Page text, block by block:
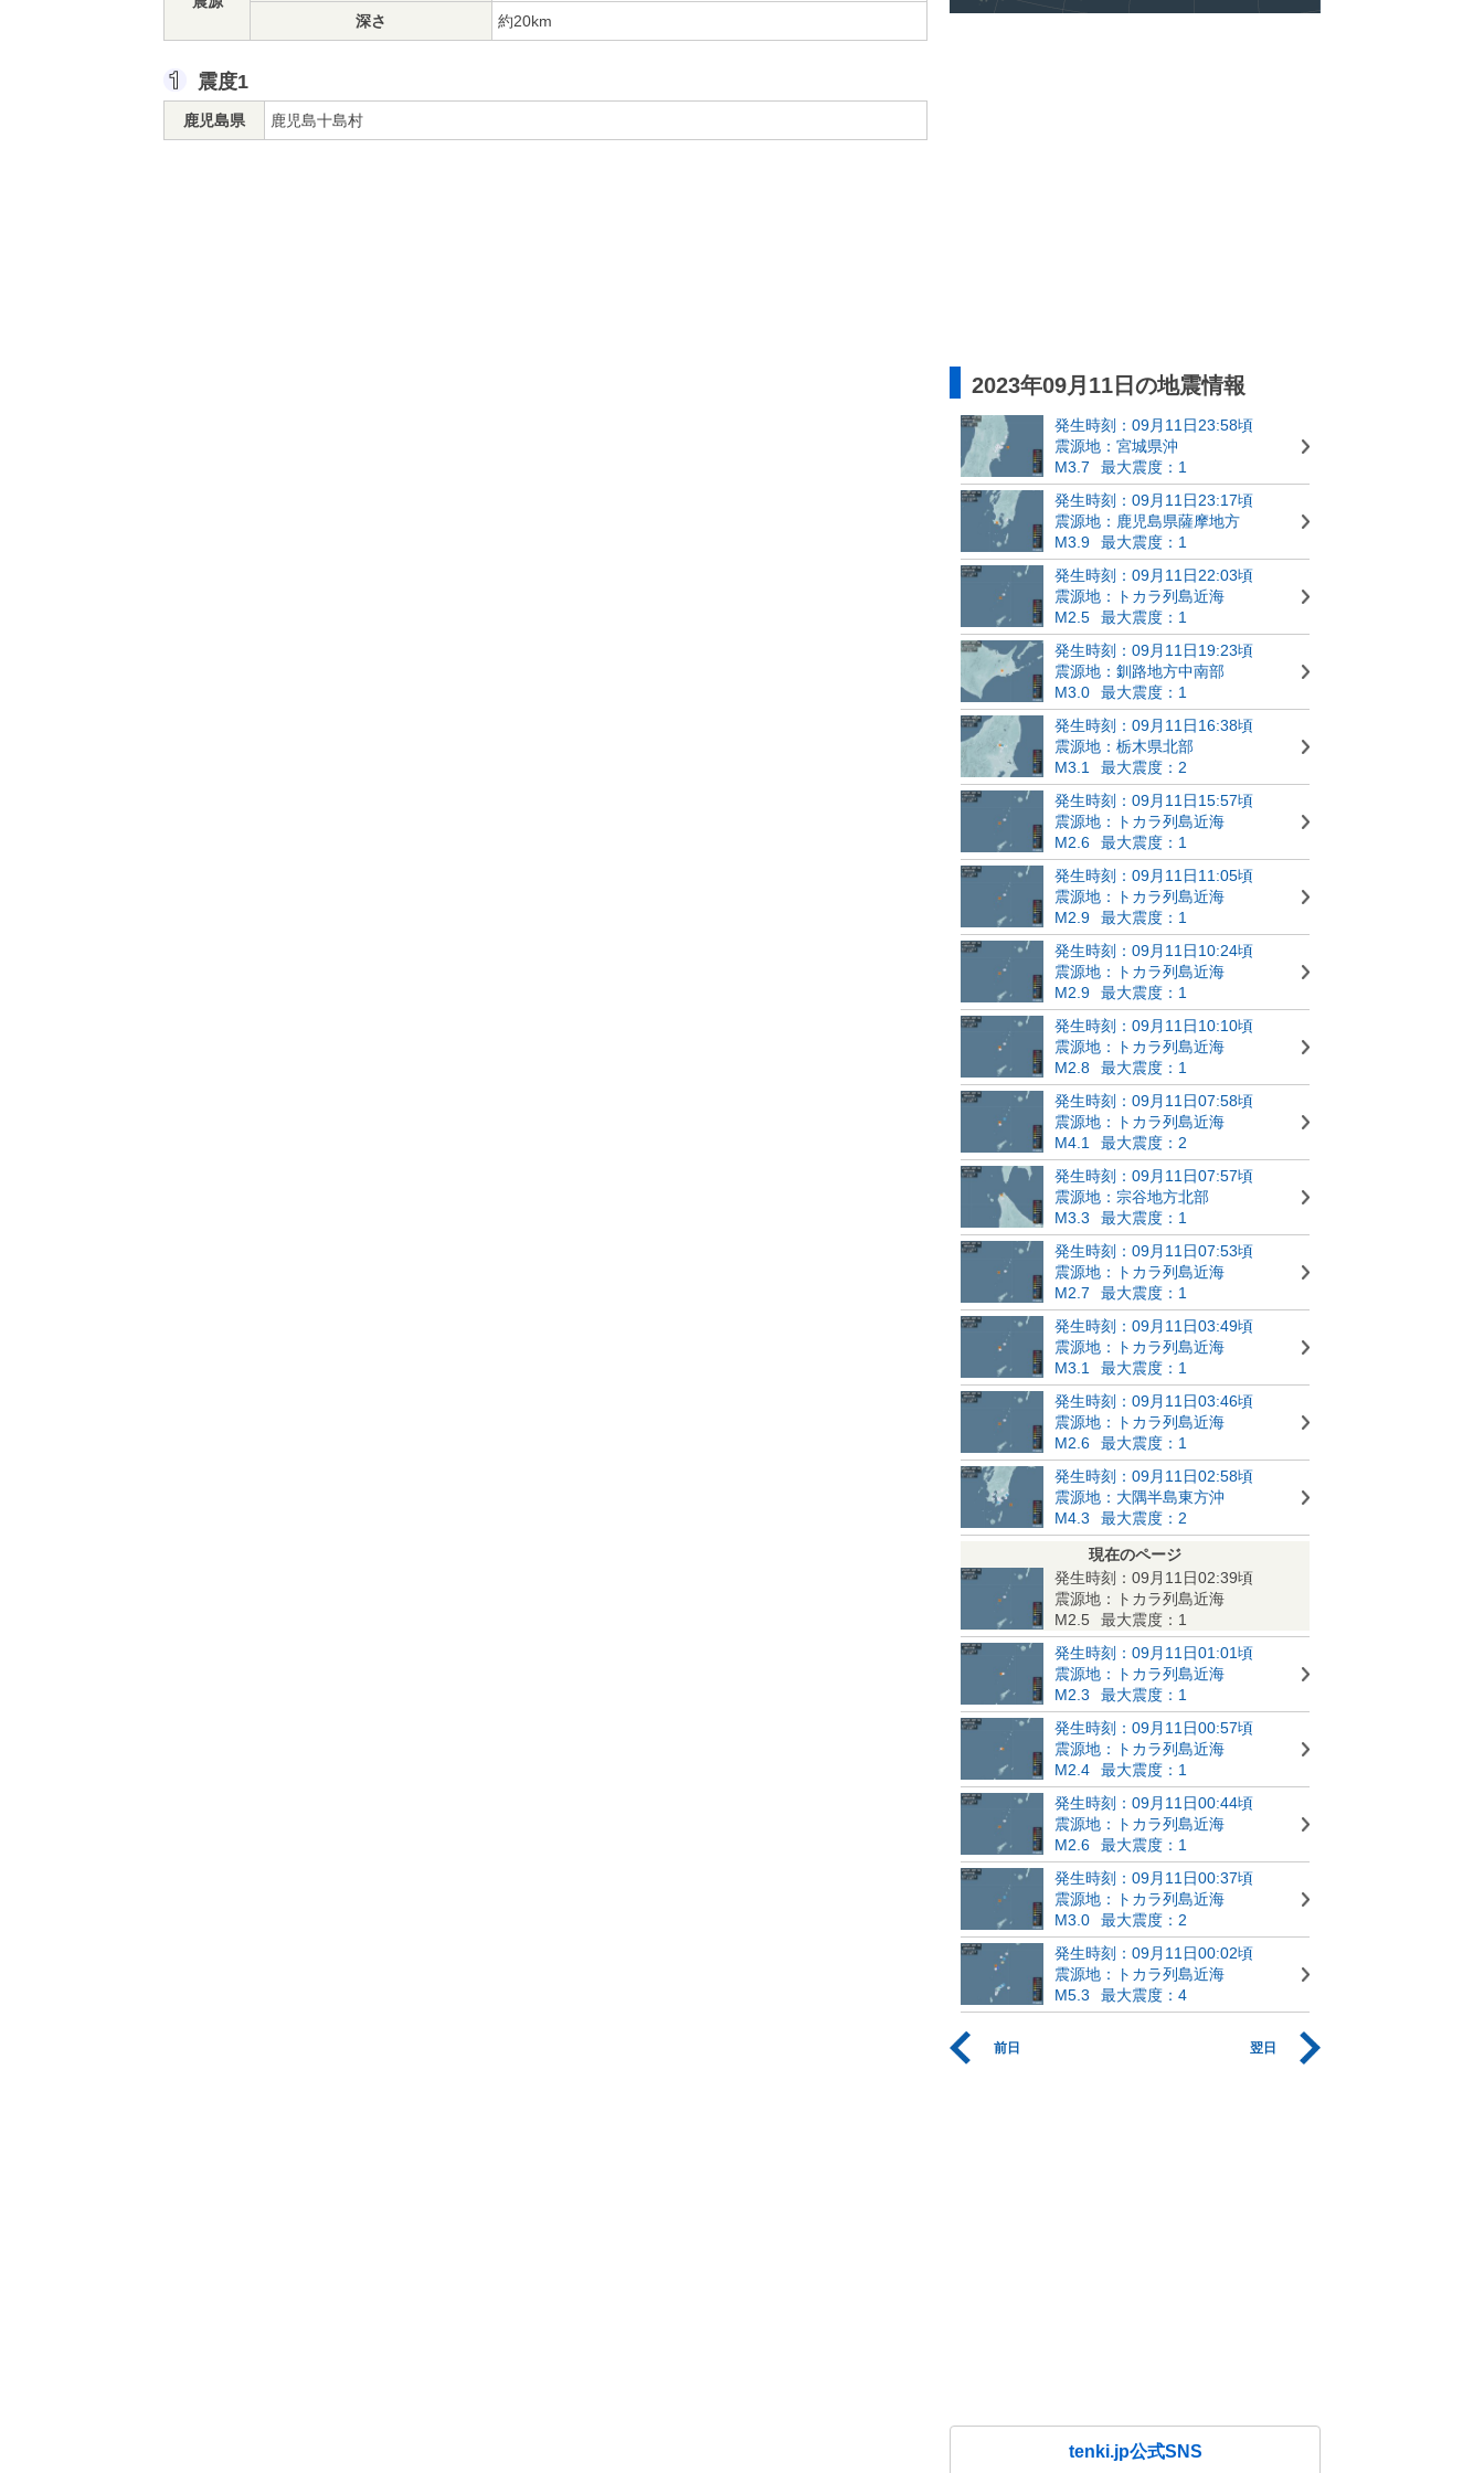
深さ
約20km
震度1
鹿児島県 鹿児島十島村
2023年09月11日の地震情報
発生時刻：09月11日23:58頃
震源地：宮城県沖
M3.7
最大震度：1
発生時刻：09月11日23:17頃
震源地：鹿児島県薩摩地方
M3.9
最大震度：1
発生時刻：09月11日22:03頃
震源地：トカラ列島近海
M2.5
最大震度：1
発生時刻：09月11日19:23頃
震源地：釧路地方中南部
M3.0
最大震度：1
発生時刻：09月11日16:38頃
震源地：栃木県北部
M3.1
最大震度：2
発生時刻：09月11日15:57頃
震源地：トカラ列島近海
M2.6
最大震度：1
発生時刻：09月11日11:05頃
震源地：トカラ列島近海
M2.9
最大震度：1
発生時刻：09月11日10:24頃
震源地：トカラ列島近海
M2.9
最大震度：1
発生時刻：09月11日10:10頃
震源地：トカラ列島近海
M2.8
最大震度：1
発生時刻：09月11日07:58頃
震源地：トカラ列島近海
M4.1
最大震度：2
発生時刻：09月11日07:57頃
震源地：宗谷地方北部
M3.3
最大震度：1
発生時刻：09月11日07:53頃
震源地：トカラ列島近海
M2.7
最大震度：1
発生時刻：09月11日03:49頃
震源地：トカラ列島近海
M3.1
最大震度：1
発生時刻：09月11日03:46頃
震源地：トカラ列島近海
M2.6
最大震度：1
発生時刻：09月11日02:58頃
震源地：大隅半島東方沖
M4.3
最大震度：2
現在のページ
発生時刻：09月11日02:39頃
震源地：トカラ列島近海
M2.5
最大震度：1
発生時刻：09月11日01:01頃
震源地：トカラ列島近海
M2.3
最大震度：1
発生時刻：09月11日00:57頃
震源地：トカラ列島近海
M2.4
最大震度：1
発生時刻：09月11日00:44頃
震源地：トカラ列島近海
M2.6
最大震度：1
発生時刻：09月11日00:37頃
震源地：トカラ列島近海
M3.0
最大震度：2
発生時刻：09月11日00:02頃
震源地：トカラ列島近海
M5.3
最大震度：4
前日 翌日
tenki.jp公式SNS